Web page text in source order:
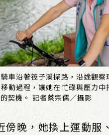
車沿著筏子溪探路，沿途觀察
動過程，讓她在忙碌與壓力中
契機。 記者蔡宗儒／攝影
傍晚，她換上運動服